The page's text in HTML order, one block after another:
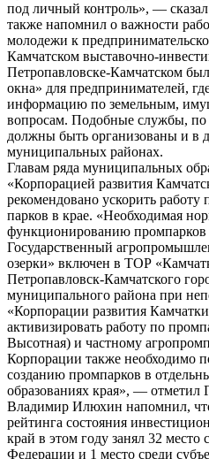
под личный контроль», —
также напомнил о важности
молодежи к
Камчатском выставочно-
Петропавловске-Камчатском
окна» для предпринимателей,
информацию по земельным,
вопросам. Подобные службы,
должны быть организованы и в
муниципальных районах.
Главам ряда муниципальных
«Корпорацией развития
рекомендовано ускорить
парков в крае. «Необходимая
функционированию промпарков
Государственный
озерки» включен в ТОР
Петропавловск-Камчатского
муниципального района при
«Корпорации развития
активизировать работу по
Высотная) и частному
Корпорации также необходимо
созданию промпарков в
образованиях края», — отметил
Владимир Илюхин напомнил,
рейтинга состояния
край в этом году занял 32 место
Федерации и 1 место среди